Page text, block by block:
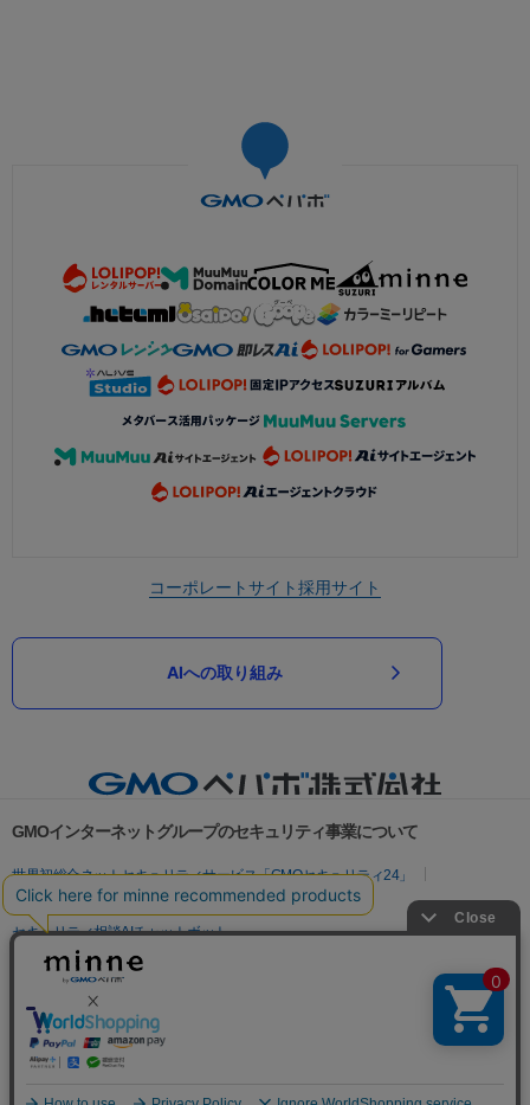
コーポレートサイト採用サイト
AIへの取り組み
GMOインターネットグループのセキュリティ事業について
世界初総合ネットセキュリティサービス「GMOセキュリティ24」
パスワード漏洩診断
Webサイトリスク診断
セキュリティ相談AIチャットボット
実在証明・盗聴対策
サイバー攻撃対策（GMO Flatt Security）
セキュリティ事業の軌跡